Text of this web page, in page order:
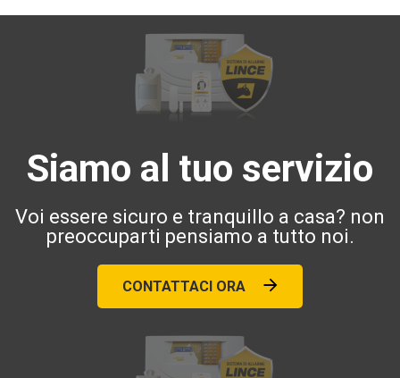
Siamo al tuo servizio
Voi essere sicuro e tranquillo a casa? non
preoccuparti pensiamo a tutto noi.
CONTATTACI ORA